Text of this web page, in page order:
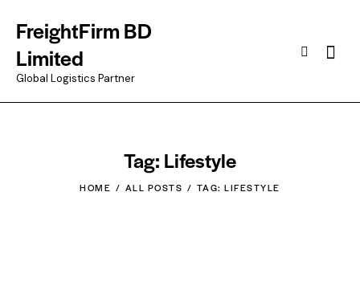
FreightFirm BD
Limited
Global Logistics Partner
Tag: Lifestyle
HOME ALL POSTS TAG: LIFESTYLE